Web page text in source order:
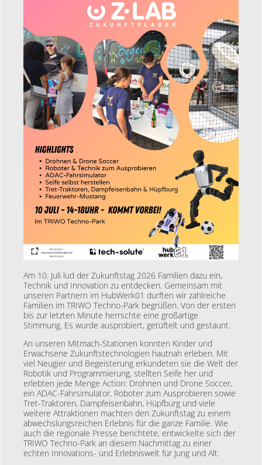
Am 10. Juli lud der Zukunftstag 2026 Familien dazu ein,
Technik und Innovation zu entdecken. Gemeinsam mit
unseren Partnern im HubWerk01 durften wir zahlreiche
Familien im TRIWO Techno-Park begrüßen. Von der ersten
bis zur letzten Minute herrschte eine großartige
Stimmung. Es wurde ausprobiert, getüftelt und gestaunt.
An unseren Mitmach-Stationen konnten Kinder und
Erwachsene Zukunftstechnologien hautnah erleben. Mit
viel Neugier und Begeisterung erkundeten sie die Welt der
Robotik und Programmierung, stellten Seife her und
erlebten jede Menge Action: Drohnen und Drone Soccer,
ein ADAC-Fahrsimulator, Roboter zum Ausprobieren sowie
Tret-Traktoren, Dampfeisenbahn, Hüpfburg und viele
weitere Attraktionen machten den Zukunftstag zu einem
abwechslungsreichen Erlebnis für die ganze Familie. Wie
auch die regionale Presse berichtete, entwickelte sich der
TRIWO Techno-Park an diesem Nachmittag zu einer
echten Innovations- und Erlebniswelt für Jung und Alt.